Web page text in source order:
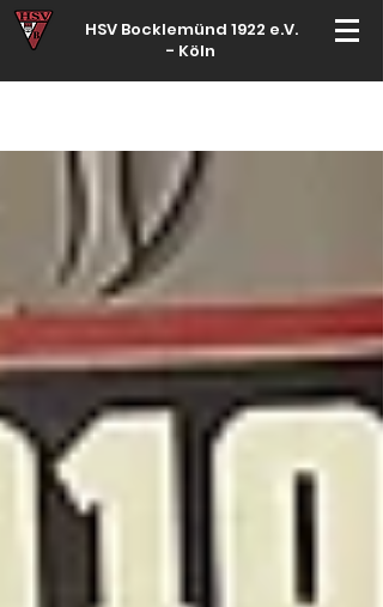
HSV Bocklemünd 1922 e.V.
- Köln